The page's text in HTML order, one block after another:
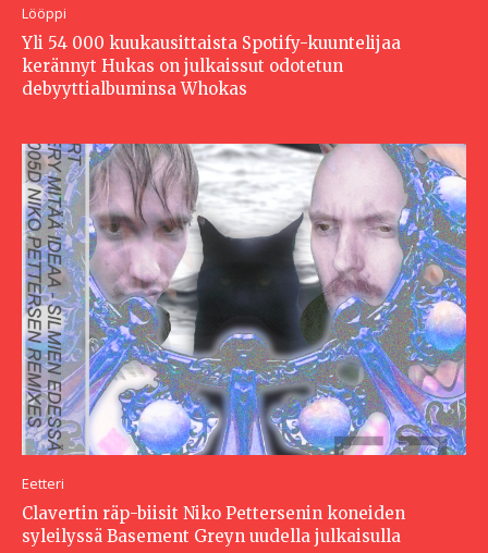
Lööppi
Yli 54 000 kuukausittaista Spotify-kuuntelijaa
kerännyt Hukas on julkaissut odotetun
debyyttialbuminsa Whokas
Eetteri
Clavertin räp-biisit Niko Pettersenin koneiden
syleilyssä Basement Greyn uudella julkaisulla